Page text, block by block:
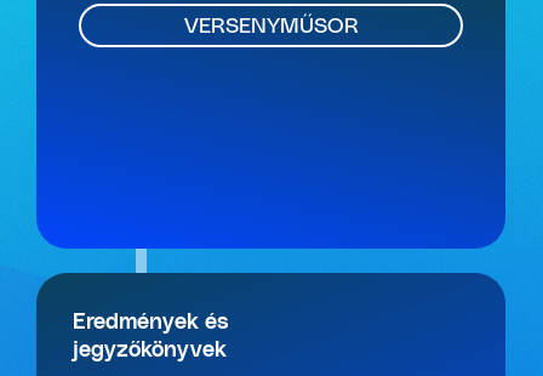
VERSENYMŰSOR
Eredmények és
jegyzőkönyvek